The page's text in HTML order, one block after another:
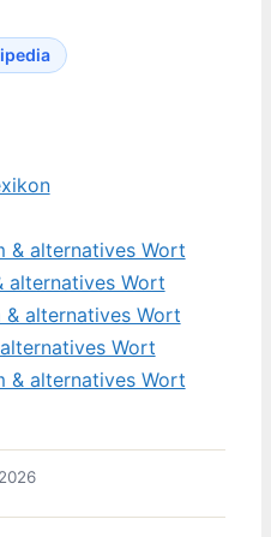
& alternatives Wort
alternatives Wort
& alternatives Wort
Wort
& alternatives Wort